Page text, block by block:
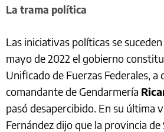
La trama política
Las iniciativas políticas se
mayo de 2022 el gobierno
Unificado de Fuerzas Federales, a
comandante de Gendarmería
pasó desapercibido. En su última
Fernández dijo que la provincia de